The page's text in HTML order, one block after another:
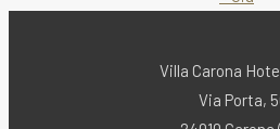
Villa Carona
Via Porta,